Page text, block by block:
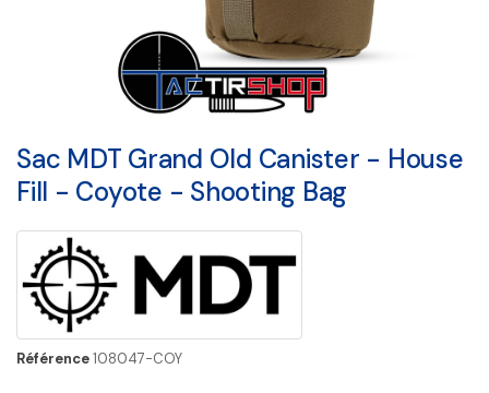
Sac MDT Grand Old Canister - House
Fill - Coyote - Shooting Bag
Référence108047-COY